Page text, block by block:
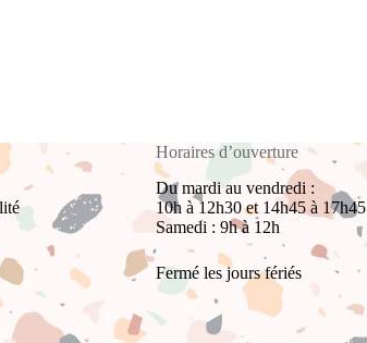
Horaires d’ouverture
Du mardi au vendredi :
10h à 12h30 et 14h45 à 17h45
Samedi : 9h à 12h
Fermé les jours fériés